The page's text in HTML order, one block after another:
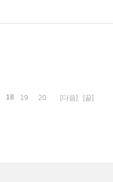
18 19 20 [다음] [끝]